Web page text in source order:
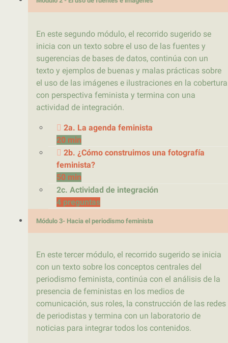
En este segundo módulo, el recorrido sugerido se
inicia con un texto sobre el uso de las fuentes y
sugerencias de bases de datos, continúa con un
texto y ejemplos de buenas y malas prácticas sobre
el uso de las imágenes e ilustraciones en la cobertura
con perspectiva feminista y termina con una
actividad de integración.
2a. La agenda feminista
20 min
2b. ¿Cómo construimos una fotografía
feminista?
50 min
2c. Actividad de integración
4 preguntas
Módulo 3- Hacia el periodismo feminista
En este tercer módulo, el recorrido sugerido se inicia
con un texto sobre los conceptos centrales del
periodismo feminista, continúa con el análisis de la
presencia de feministas en los medios de
comunicación, sus roles, la construcción de las redes
de periodistas y termina con un laboratorio de
noticias para integrar todos los contenidos.